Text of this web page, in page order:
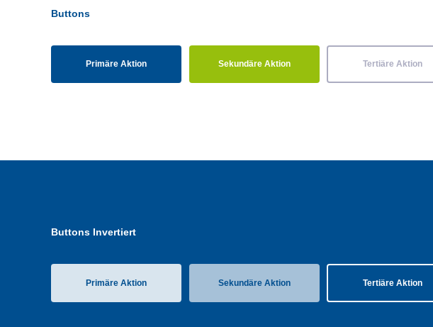
Buttons
Primäre Aktion Sekundäre Aktion Tertiäre Aktion
Buttons Invertiert
Primäre Aktion Sekundäre Aktion Tertiäre Aktion